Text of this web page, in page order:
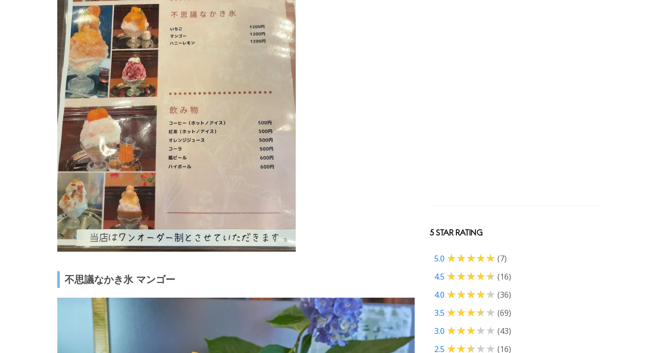
不思議なかき氷 マンゴー
5 STAR RATING
5.0
(7)
4.5
(16)
4.0
(36)
3.5
(69)
3.0
(43)
2.5
(16)